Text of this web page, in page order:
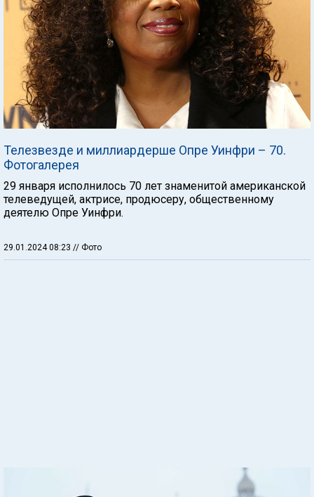
Телезвезде и миллиардерше Опре Уинфри – 70.
Фотогалерея
29 января исполнилось 70 лет знаменитой американской
телеведущей, актрисе, продюсеру, общественному
деятелю Опре Уинфри.
29.01.2024 08:23 // Фото